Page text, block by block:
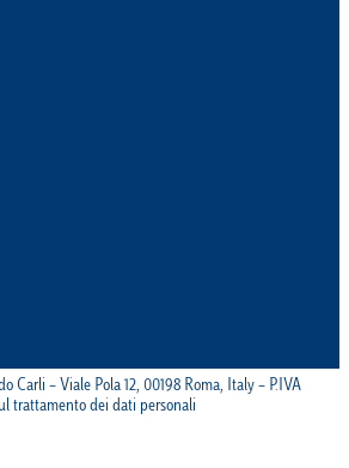
Carli – Viale Pola 12, 00198 Roma, Italy – P.IVA
trattamento dei dati personali